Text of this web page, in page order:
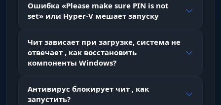
Ошибка «Please make sure PIN is not
set» или Hyper-V мешает запуску
Чит зависает при загрузке, система не
отвечает , как восстановить
компоненты Windows?
Антивирус блокирует чит , как
запустить?